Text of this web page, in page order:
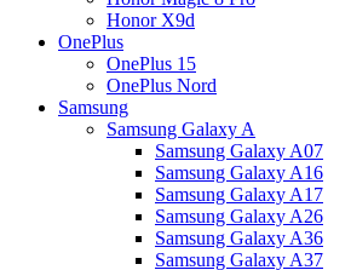
Honor X9d
OnePlus
OnePlus 15
OnePlus Nord
Samsung
Samsung Galaxy A
Samsung Galaxy A07
Samsung Galaxy A16
Samsung Galaxy A17
Samsung Galaxy A26
Samsung Galaxy A36
Samsung Galaxy A37